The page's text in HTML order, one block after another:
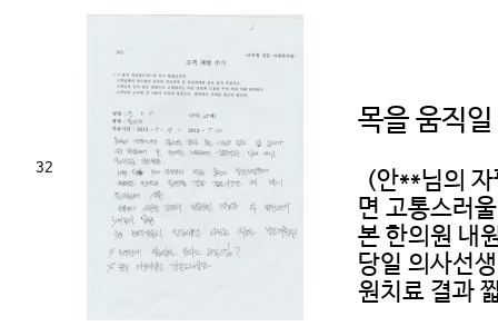
32
목을 움직
(안**님의 자
면 고통스러
본 한의원 내
당일 의사선
원치료 결과